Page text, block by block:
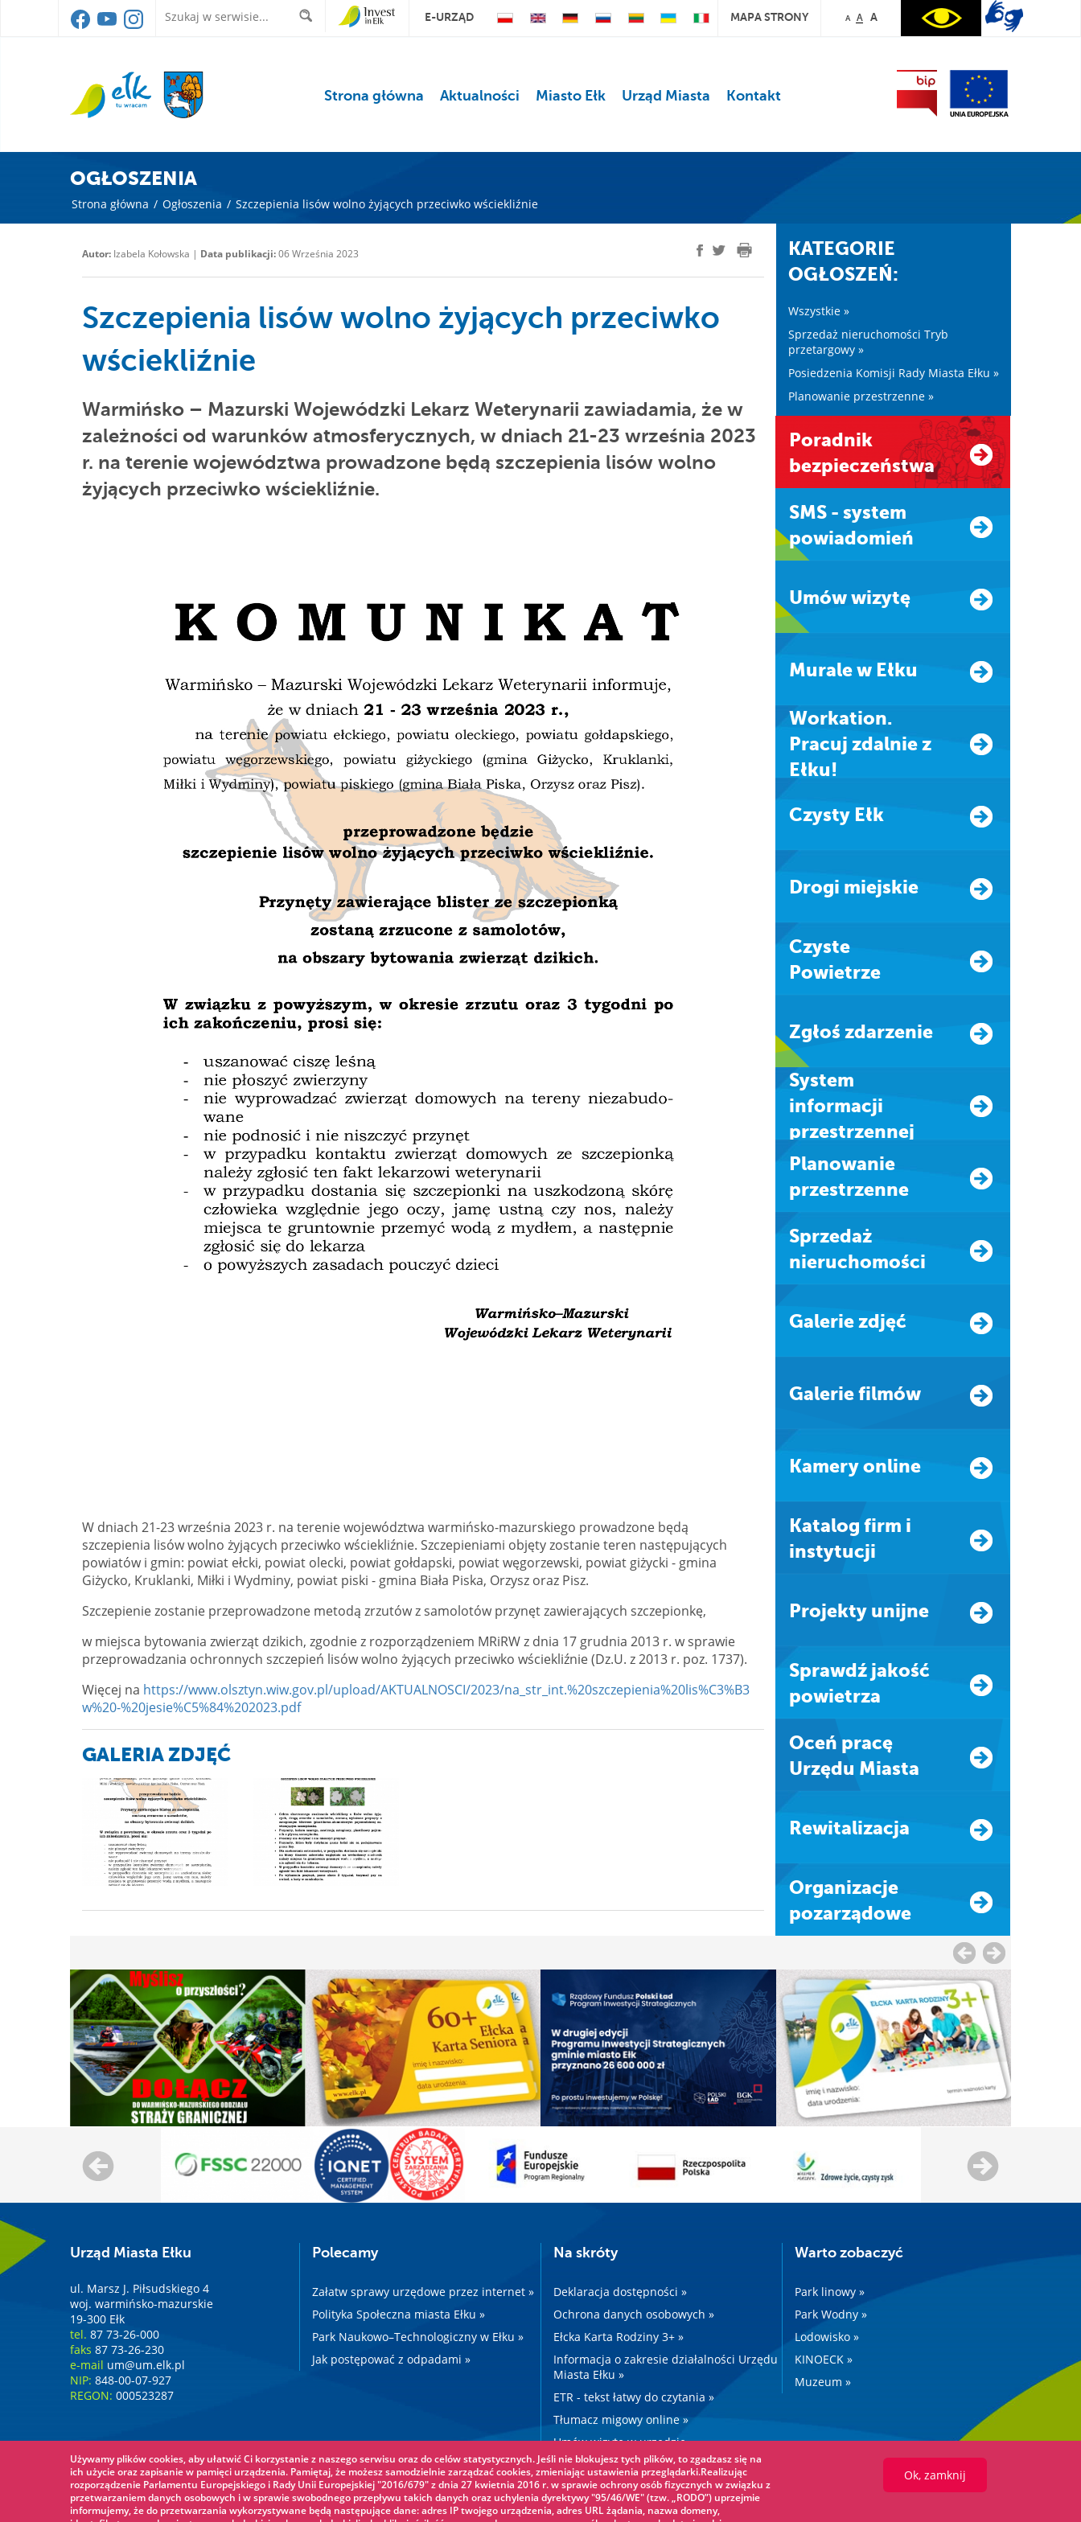
E-URZĄD MAPA STRONY A A A
Strona główna Aktualności Miasto Ełk Urząd Miasta Kontakt
OGŁOSZENIA
Strona główna / Ogłoszenia / Szczepienia lisów wolno żyjących przeciwko wściekliźnie
Autor: Izabela Kołowska | Data publikacji:06 Września 2023
Szczepienia lisów wolno żyjących przeciwko
wściekliźnie
Warmińsko – Mazurski Wojewódzki Lekarz Weterynarii zawiadamia, że w
zależności od warunków atmosferycznych, w dniach 21-23 września 2023
r. na terenie województwa prowadzone będą szczepienia lisów wolno
żyjących przeciwko wściekliźnie.
W dniach 21-23 września 2023 r. na terenie województwa warmińsko-mazurskiego prowadzone będą
szczepienia lisów wolno żyjących przeciwko wściekliźnie. Szczepieniami objęty zostanie teren następujących
powiatów i gmin: powiat ełcki, powiat olecki, powiat gołdapski, powiat węgorzewski, powiat giżycki - gmina
Giżycko, Kruklanki, Miłki i Wydminy, powiat piski - gmina Biała Piska, Orzysz oraz Pisz.
Szczepienie zostanie przeprowadzone metodą zrzutów z samolotów przynęt zawierających szczepionkę,
w miejsca bytowania zwierząt dzikich, zgodnie z rozporządzeniem MRiRW z dnia 17 grudnia 2013 r. w sprawie
przeprowadzania ochronnych szczepień lisów wolno żyjących przeciwko wściekliźnie (Dz.U. z 2013 r. poz. 1737).
Więcej na https://www.olsztyn.wiw.gov.pl/upload/AKTUALNOSCI/2023/na_str_int.%20szczepienia%20lis%C3%B3
w%20-%20jesie%C5%84%202023.pdf
GALERIA ZDJĘĆ
KATEGORIE
OGŁOSZEŃ:
Wszystkie »
Sprzedaż nieruchomości Tryb
przetargowy »
Posiedzenia Komisji Rady Miasta Ełku »
Planowanie przestrzenne »
Poradnik
bezpieczeństwa
SMS - system
powiadomień
Umów wizytę
Murale w Ełku
Workation.
Pracuj zdalnie z
Ełku!
Czysty Ełk
Drogi miejskie
Czyste
Powietrze
Zgłoś zdarzenie
system
informacji
przestrzennej
Planowanie
przestrzenne
Sprzedaż
nieruchomości
Galerie zdjęć
Galerie filmów
Kamery online
Katalog firm i
instytucji
Projekty unijne
Sprawdź jakość
powietrza
Oceń pracę
Urzędu Miasta
Rewitalizacja
Organizacje
pozarządowe
Urząd Miasta Ełku
ul. Marsz J. Piłsudskiego 4
woj. warmińsko-mazurskie
19-300 Ełk
tel. 87 73-26-000
faks 87 73-26-230
e-mail um@um.elk.pl
NIP: 848-00-07-927
REGON: 000523287
Polecamy
Załatw sprawy urzędowe przez internet »
Polityka Społeczna miasta Ełku »
Park Naukowo–Technologiczny w Ełku »
Jak postępować z odpadami »
Na skróty
Deklaracja dostępności »
Ochrona danych osobowych »
Ełcka Karta Rodziny 3+ »
Informacja o zakresie działalności Urzędu
Miasta Ełku »
ETR - tekst łatwy do czytania »
Tłumacz migowy online »
Umów wizytę w urzędzie »
Drogi »
Warto zobaczyć
Park linowy »
Park Wodny »
Lodowisko »
KINOECK »
Muzeum »
Używamy plików cookies, aby ułatwić Ci korzystanie z naszego serwisu oraz do celów statystycznych. Jeśli nie blokujesz tych plików, to zgadzasz się na
ich użycie oraz zapisanie w pamięci urządzenia. Pamiętaj, że możesz samodzielnie zarządzać cookies, zmieniając ustawienia przeglądarki.Realizując
rozporządzenie Parlamentu Europejskiego i Rady Unii Europejskiej "2016/679" z dnia 27 kwietnia 2016 r. w sprawie ochrony osób fizycznych w związku z
przetwarzaniem danych osobowych i w sprawie swobodnego przepływu takich danych oraz uchylenia dyrektywy "95/46/WE" (tzw. „RODO”) uprzejmie
informujemy, że do przetwarzania wykorzystywane będą następujące dane: adres IP twojego urządzenia, adres URL żądania, nazwa domeny,
Ok, zamknij